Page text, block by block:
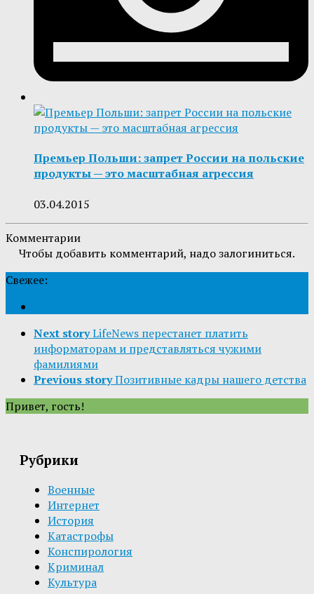
Премьер Польши: запрет России на польские
продукты — это масштабная агрессия
03.04.2015
Комментарии
Чтобы добавить комментарий, надо залогиниться.
Свежее:
Next storyLifeNews перестанет платить
информаторам и представляться чужими
фамилиями
Previous storyПозитивные кадры нашего детства
Привет, гость!
Рубрики
Военные
Интернет
История
Катастрофы
Конспирология
Криминал
Культура